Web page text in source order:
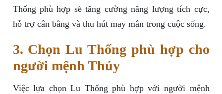
Thống phù hợp sẽ tăng cường năng lượng tích cực,
hỗ trợ cân bằng và thu hút may mắn trong cuộc sống.
3. Chọn Lu Thống phù hợp cho
người mệnh Thủy
Việc lựa chọn Lu Thống phù hợp với người mệnh